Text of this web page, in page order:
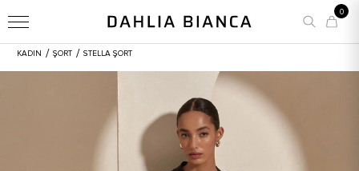
0
KADIN / ŞORT / STELLA ŞORT